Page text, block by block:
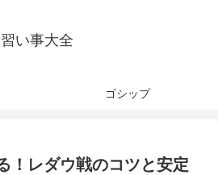
習い事大全
ゴシップ
！レダウ戦のコツと安定